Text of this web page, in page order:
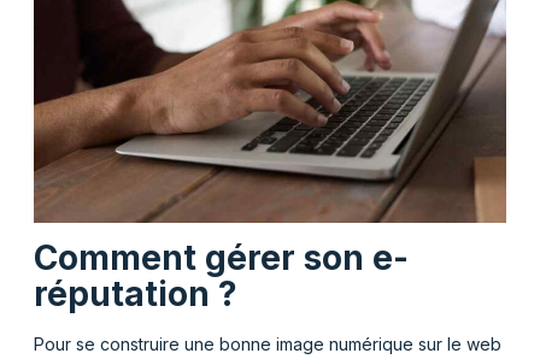
Comment gérer son e-
réputation ?
Pour se construire une bonne image numérique sur le web